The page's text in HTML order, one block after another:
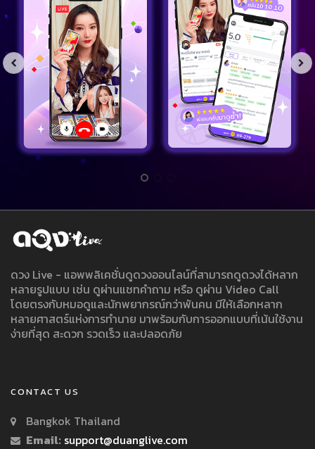
ดวง Live - แอพพลิเคชั่นดูดวงออนไลน์ที่สามารถดูดวงได้หลาก
หลายรูปแบบ เช่น ดูผ่านแชทคำถาม หรือ ดูผ่าน Video Call
โดยตรงกับหมอดูและนักพยากรณ์กว่าพันคน มีให้เลือกหลาก
หลายศาสตร์แห่งการทำนาย มาพร้อมกับการออกแบบที่เน้นใช้งาน
ง่ายที่สุด สะดวก รวดเร็ว และปลอดภัย
CONTACT US
Bangkok Thailand
Email: support@duanglive.com